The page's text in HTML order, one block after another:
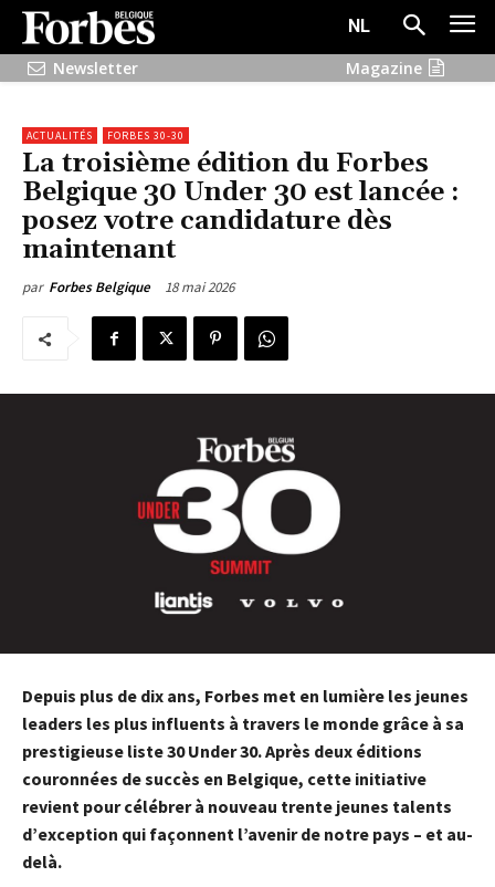
NL
Newsletter
Magazine
ACTUALITÉS FORBES 30-30
La troisième édition du Forbes
Belgique 30 Under 30 est lancée :
posez votre candidature dès
maintenant
par Forbes Belgique 18 mai 2026
Depuis plus de dix ans, Forbes met en lumière les jeunes
leaders les plus influents à travers le monde grâce à sa
prestigieuse liste 30 Under 30. Après deux éditions
couronnées de succès en Belgique, cette initiative
revient pour célébrer à nouveau trente jeunes talents
d’exception qui façonnent l’avenir de notre pays – et au-
delà.